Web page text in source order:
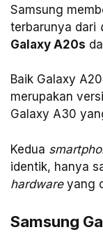
Samsung
terbarunya dari
Galaxy A20s
Baik Galaxy
merupakan versi
Galaxy A30
Kedua
identik, hanya
hardware yang
Samsung